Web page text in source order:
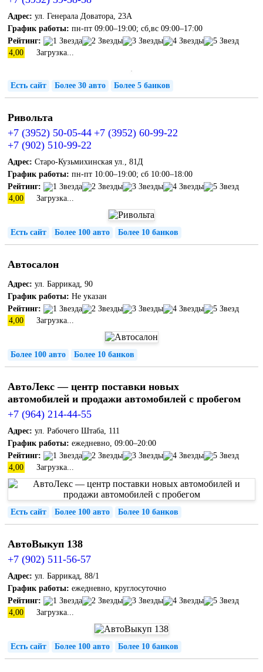
Адрес: ул. Генерала Доватора, 23А
График работы: пн-пт 09:00–19:00; сб,вс 09:00–17:00
Рейтинг:
4,00
Загрузка...
Есть сайт Более 30 авто Более 5 банков
Ривольта
+7 (3952) 50-05-44 +7 (3952) 60-99-22
+7 (902) 510-99-22
Адрес: Старо-Кузьмихинская ул., 81Д
График работы: пн-пт 10:00–19:00; сб 10:00–18:00
Рейтинг:
4,00
Загрузка...
Есть сайт Более 100 авто Более 10 банков
Автосалон
Адрес: ул. Баррикад, 90
График работы: Не указан
Рейтинг:
4,00
Загрузка...
Более 100 авто Более 10 банков
АвтоЛекс — центр поставки новых
автомобилей и продажи автомобилей с пробегом
+7 (964) 214-44-55
Адрес: ул. Рабочего Штаба, 111
График работы: ежедневно, 09:00–20:00
Рейтинг:
4,00
Загрузка...
Есть сайт Более 100 авто Более 10 банков
АвтоВыкуп 138
+7 (902) 511-56-57
Адрес: ул. Баррикад, 88/1
График работы: ежедневно, круглосуточно
Рейтинг:
4,00
Загрузка...
Есть сайт Более 100 авто Более 10 банков